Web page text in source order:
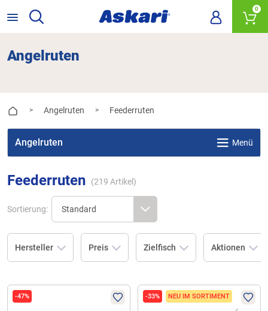
0
Angelruten
> Angelruten > Feederruten
Angelruten Menü
Feederruten (219 Artikel)
Sortierung:
Hersteller Preis Zielfisch Aktionen
-47% -33% NEU IM SORTIMENT